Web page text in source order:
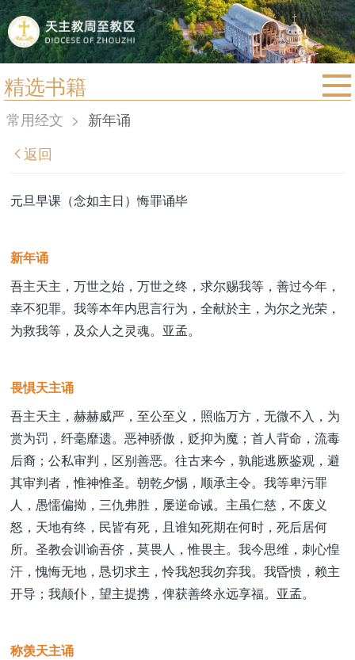
精选书籍
首页
宗教法规
教区简介
教会圣月
常用经文 > 新年诵
返回
元旦早课（念如主日）悔罪诵毕
新年诵
吾主天主，万世之始，万世之终，求尔赐我等，善过今年，
幸不犯罪。我等本年内思言行为，全献於主，为尔之光荣，
为救我等，及众人之灵魂。亚孟。
畏惧天主诵
吾主天主，赫赫威严，至公至义，照临万方，无微不入，为
赏为罚，纤毫靡遗。恶神骄傲，贬抑为魔；首人背命，流毒
后裔；公私审判，区别善恶。往古来今，孰能逃厥鉴观，避
其审判者，惟神惟圣。朝乾夕惕，顺承主令。我等卑污罪
人，愚懦偏拗，三仇弗胜，屡逆命诫。主虽仁慈，不废义
怒，天地有终，民皆有死，且谁知死期在何时，死后居何
所。圣教会训谕吾侪，莫畏人，惟畏主。我今思维，刺心惶
汗，愧悔无地，恳切求主，怜我恕我勿弃我。我昏愦，赖主
开导；我颠仆，望主提携，俾获善终永远享福。亚孟。
称羡天主诵